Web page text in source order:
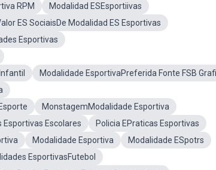
RPM
Modalidad ESEsportiivas
ES SociaisDe Modalidad ES Esportivas
Esportivas
Modalidade EsportivaPreferida Fonte FSB
MonstagemModalidade Esportiva
Esportivas Escolares
Policia EPraticas Esportivas
Modalidade Esportiva
Modalidade ESpotrs
EsportivasFutebol